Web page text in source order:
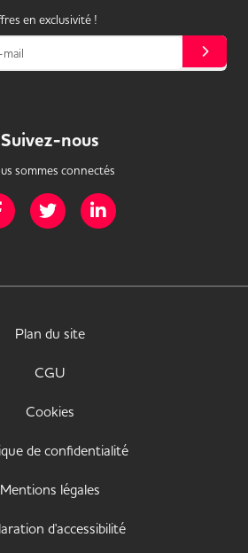
en exclusivité !
mail
Suivez-nous
sommes connectés
Page Facebook de Mission Handicap
Page Twitter de Mission Handicap
Plan du site
CGU
Cookies
de confidentialité
Mentions légales
d'accessibilité